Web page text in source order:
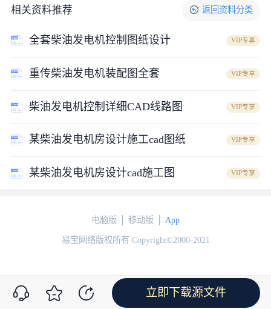
相关资料推荐 返回 资料分类
全套柴油发电机控制图纸设计 VIP专享
重传柴油发电机装配图全套 VIP专享
柴油发电机控制详细CAD线路图 VIP专享
某柴油发电机房设计施工cad图纸 VIP专享
某柴油发电机房设计cad施工图 VIP专享
立即下载源文件
电脑版 移动版 App
易宝网络版权所有 Copyright©2000-2021